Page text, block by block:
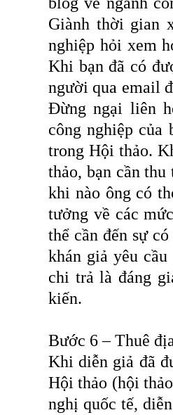
Giành thời gian
nghiệp hỏi xem
Khi bạn đã có
người qua email
Đừng ngại liên
công nghiệp
trong Hội thảo.
thảo, bạn cần
khi nào ông có
tưởng về các
thể cần đến sự
khán giả yêu
chi trả là đáng
kiến.
Bước 6 – Thuê
Khi diễn giả đã
Hội thảo (hội
nghị quốc tế,